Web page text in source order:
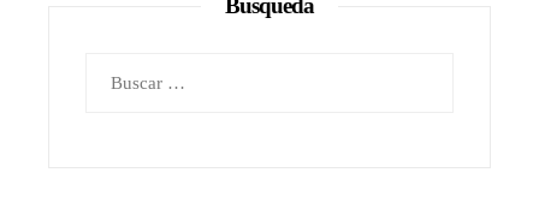
Busqueda